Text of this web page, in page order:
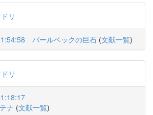
リ
バールベックの巨石 (文献一覧)
リ
ナ (文献一覧)